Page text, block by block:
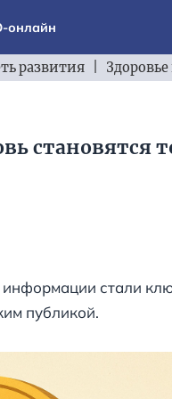
онлайн
развития Здоровье
становятся
стали
публикой.